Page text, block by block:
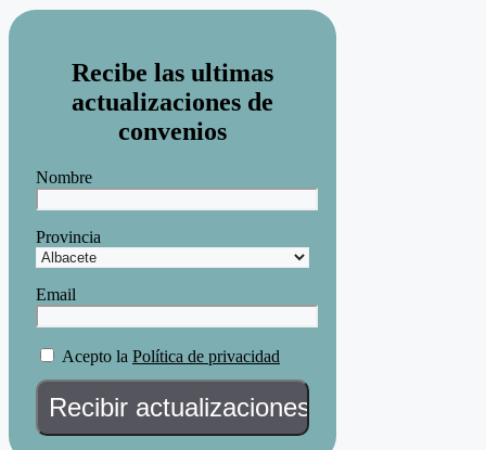
Recibe las ultimas
actualizaciones de
convenios
Nombre
Provincia
Email
Acepto la Política de privacidad